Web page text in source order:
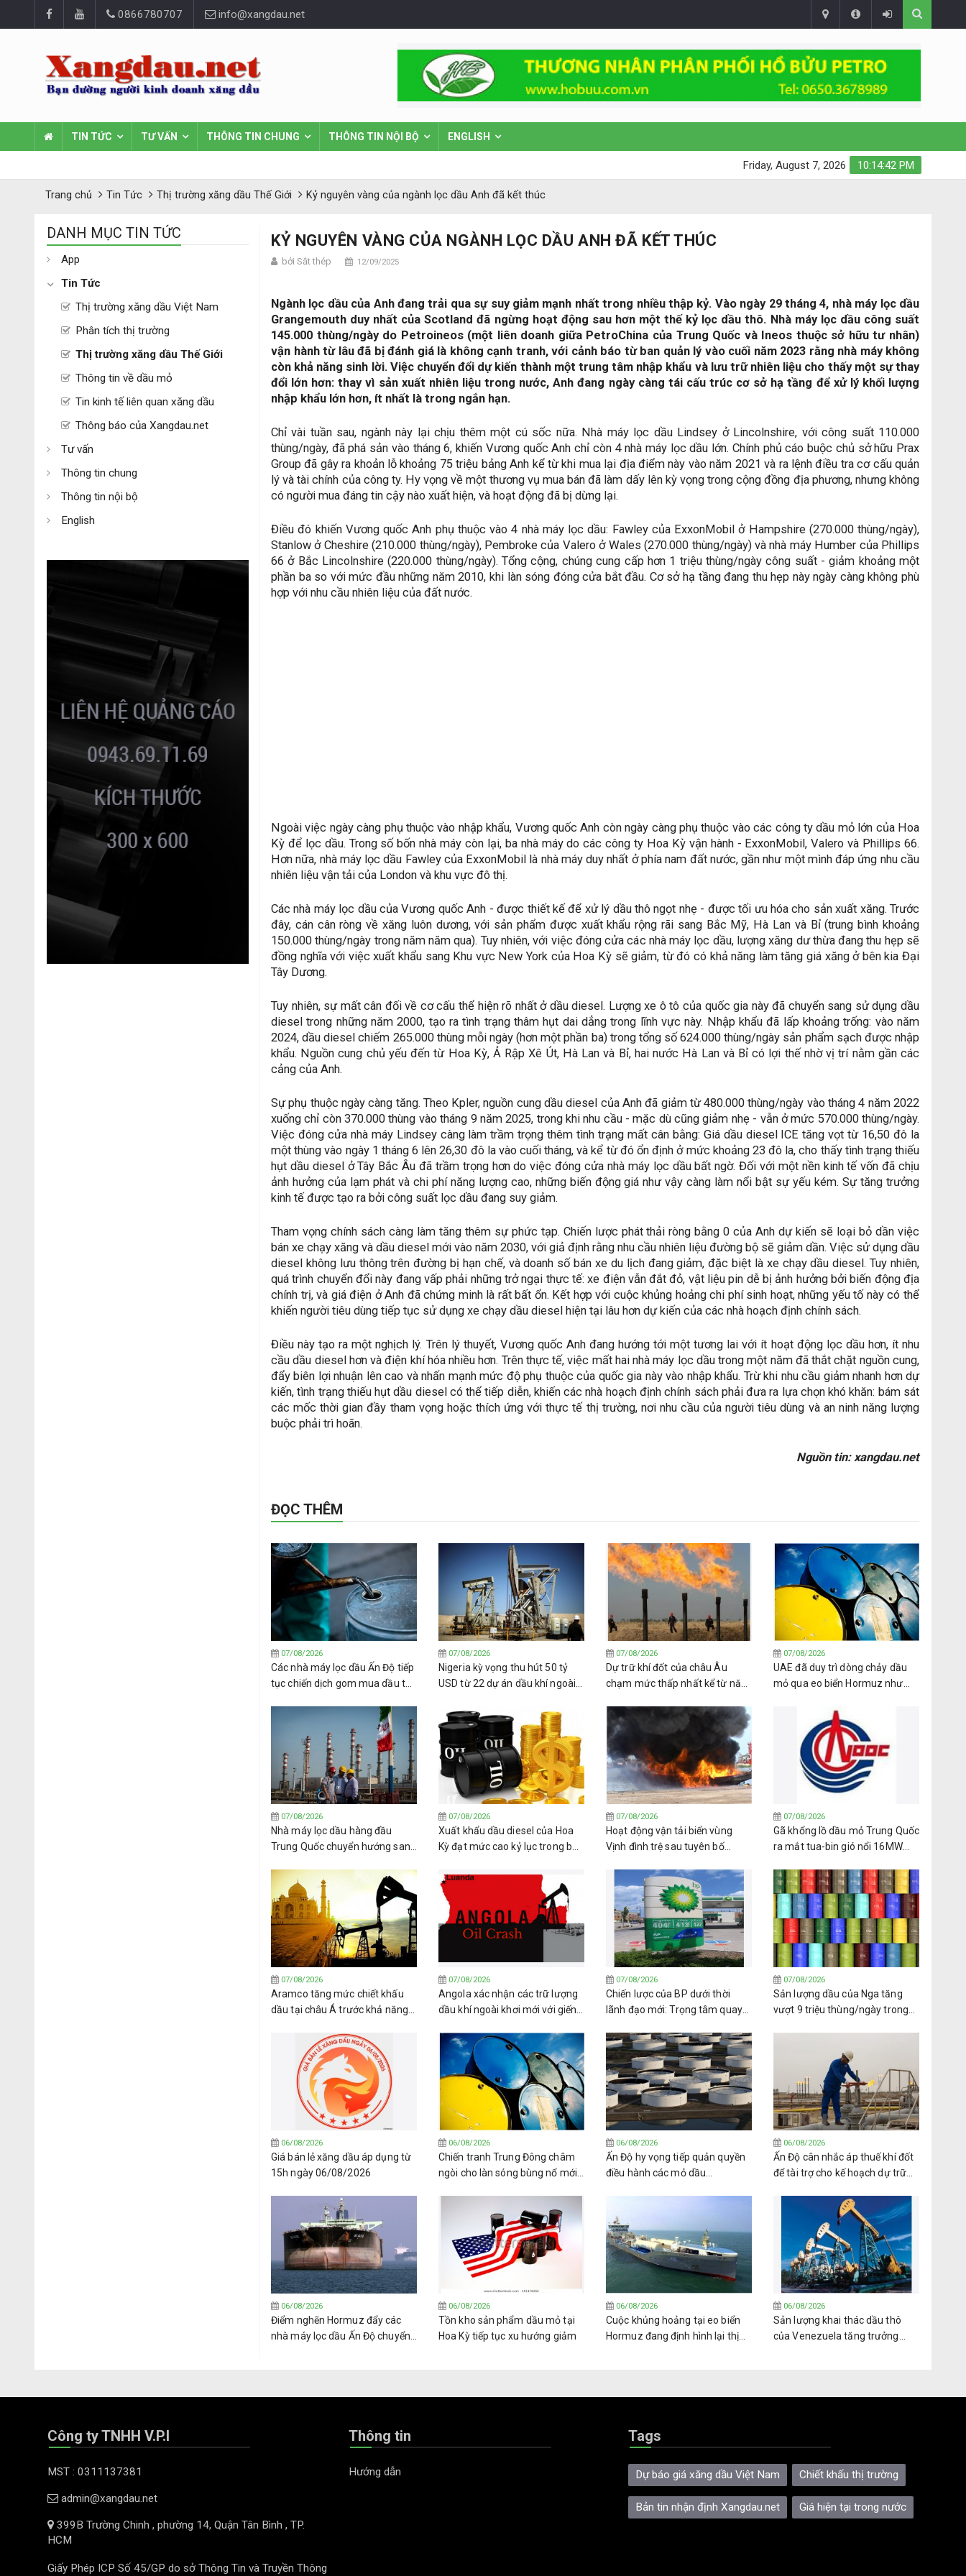
0866780707 info@xangdau.net
TIN TỨC TƯ VẤN THÔNG TIN CHUNG THÔNG TIN NỘI BỘ ENGLISH
10:14:43 PM
Friday, August 7, 2026
Trang chủ Tin Tức Thị trường xăng dầu Thế Giới Kỷ nguyên vàng của ngành lọc dầu Anh đã kết thúc
DANH MỤC TIN TỨC
App
Tin Tức
Thị trường xăng dầu Việt Nam
Phân tích thị trường
Thị trường xăng dầu Thế Giới
Thông tin về dầu mỏ
Tin kinh tế liên quan xăng dầu
Thông báo của Xangdau.net
Tư vấn
Thông tin chung
Thông tin nội bộ
English
KỶ NGUYÊN VÀNG CỦA NGÀNH LỌC DẦU ANH ĐÃ KẾT THÚC
bởi Sắt thép 12/09/2025
Ngành lọc dầu của Anh đang trải qua sự suy giảm mạnh nhất trong nhiều thập kỷ. Vào ngày 29 tháng 4, nhà máy lọc dầu
Grangemouth duy nhất của Scotland đã ngừng hoạt động sau hơn một thế kỷ lọc dầu thô. Nhà máy lọc dầu công suất
145.000 thùng/ngày do Petroineos (một liên doanh giữa PetroChina của Trung Quốc và Ineos thuộc sở hữu tư nhân)
vận hành từ lâu đã bị đánh giá là không cạnh tranh, với cảnh báo từ ban quản lý vào cuối năm 2023 rằng nhà máy không
còn khả năng sinh lời. Việc chuyển đổi dự kiến ​​thành một trung tâm nhập khẩu và lưu trữ nhiên liệu cho thấy một sự thay
đổi lớn hơn: thay vì sản xuất nhiên liệu trong nước, Anh đang ngày càng tái cấu trúc cơ sở hạ tầng để xử lý khối lượng
nhập khẩu lớn hơn, ít nhất là trong ngắn hạn.
Chỉ vài tuần sau, ngành này lại chịu thêm một cú sốc nữa. Nhà máy lọc dầu Lindsey ở Lincolnshire, với công suất 110.000
thùng/ngày, đã phá sản vào tháng 6, khiến Vương quốc Anh chỉ còn 4 nhà máy lọc dầu lớn. Chính phủ cáo buộc chủ sở hữu Prax
Group đã gây ra khoản lỗ khoảng 75 triệu bảng Anh kể từ khi mua lại địa điểm này vào năm 2021 và ra lệnh điều tra cơ cấu quản
lý và tài chính của công ty. Hy vọng về một thương vụ mua bán đã làm dấy lên kỳ vọng trong cộng đồng địa phương, nhưng không
có người mua đáng tin cậy nào xuất hiện, và hoạt động đã bị dừng lại.
Điều đó khiến Vương quốc Anh phụ thuộc vào 4 nhà máy lọc dầu: Fawley của ExxonMobil ở Hampshire (270.000 thùng/ngày),
Stanlow ở Cheshire (210.000 thùng/ngày), Pembroke của Valero ở Wales (270.000 thùng/ngày) và nhà máy Humber của Phillips
66 ở Bắc Lincolnshire (220.000 thùng/ngày). Tổng cộng, chúng cung cấp hơn 1 triệu thùng/ngày công suất - giảm khoảng một
phần ba so với mức đầu những năm 2010, khi làn sóng đóng cửa bắt đầu. Cơ sở hạ tầng đang thu hẹp này ngày càng không phù
hợp với nhu cầu nhiên liệu của đất nước.
Ngoài việc ngày càng phụ thuộc vào nhập khẩu, Vương quốc Anh còn ngày càng phụ thuộc vào các công ty dầu mỏ lớn của Hoa
Kỳ để lọc dầu. Trong số bốn nhà máy còn lại, ba nhà máy do các công ty Hoa Kỳ vận hành - ExxonMobil, Valero và Phillips 66.
Hơn nữa, nhà máy lọc dầu Fawley của ExxonMobil là nhà máy duy nhất ở phía nam đất nước, gần như một mình đáp ứng nhu cầu
nhiên liệu vận tải của London và khu vực đô thị.
Các nhà máy lọc dầu của Vương quốc Anh - được thiết kế để xử lý dầu thô ngọt nhẹ - được tối ưu hóa cho sản xuất xăng. Trước
đây, cán cân ròng về xăng luôn dương, với sản phẩm được xuất khẩu rộng rãi sang Bắc Mỹ, Hà Lan và Bỉ (trung bình khoảng
150.000 thùng/ngày trong năm năm qua). Tuy nhiên, với việc đóng cửa các nhà máy lọc dầu, lượng xăng dư thừa đang thu hẹp sẽ
đồng nghĩa với việc xuất khẩu sang Khu vực New York của Hoa Kỳ sẽ giảm, từ đó có khả năng làm tăng giá xăng ở bên kia Đại
Tây Dương.
Tuy nhiên, sự mất cân đối về cơ cấu thể hiện rõ nhất ở dầu diesel. Lượng xe ô tô của quốc gia này đã chuyển sang sử dụng dầu
diesel trong những năm 2000, tạo ra tình trạng thâm hụt dai dẳng trong lĩnh vực này. Nhập khẩu đã lấp khoảng trống: vào năm
2024, dầu diesel chiếm 265.000 thùng mỗi ngày (hơn một phần ba) trong tổng số 624.000 thùng/ngày sản phẩm sạch được nhập
khẩu. Nguồn cung chủ yếu đến từ Hoa Kỳ, Ả Rập Xê Út, Hà Lan và Bỉ, hai nước Hà Lan và Bỉ có lợi thế nhờ vị trí nằm gần các
cảng của Anh.
Sự phụ thuộc ngày càng tăng. Theo Kpler, nguồn cung dầu diesel của Anh đã giảm từ 480.000 thùng/ngày vào tháng 4 năm 2022
xuống chỉ còn 370.000 thùng vào tháng 9 năm 2025, trong khi nhu cầu - mặc dù cũng giảm nhẹ - vẫn ở mức 570.000 thùng/ngày.
Việc đóng cửa nhà máy Lindsey càng làm trầm trọng thêm tình trạng mất cân bằng: Giá dầu diesel ICE tăng vọt từ 16,50 đô la
một thùng vào ngày 1 tháng 6 lên 26,30 đô la vào cuối tháng, và kể từ đó ổn định ở mức khoảng 23 đô la, cho thấy tình trạng thiếu
hụt dầu diesel ở Tây Bắc Âu đã trầm trọng hơn do việc đóng cửa nhà máy lọc dầu bất ngờ. Đối với một nền kinh tế vốn đã chịu
ảnh hưởng của lạm phát và chi phí năng lượng cao, những biến động giá như vậy càng làm nổi bật sự yếu kém. Sự tăng trưởng
kinh tế được tạo ra bởi công suất lọc dầu đang suy giảm.
Tham vọng chính sách càng làm tăng thêm sự phức tạp. Chiến lược phát thải ròng bằng 0 của Anh dự kiến ​​sẽ loại bỏ dần việc
bán xe chạy xăng và dầu diesel mới vào năm 2030, với giả định rằng nhu cầu nhiên liệu đường bộ sẽ giảm dần. Việc sử dụng dầu
diesel không lưu thông trên đường bị hạn chế, và doanh số bán xe du lịch đang giảm, đặc biệt là xe chạy dầu diesel. Tuy nhiên,
quá trình chuyển đổi này đang vấp phải những trở ngại thực tế: xe điện vẫn đắt đỏ, vật liệu pin dễ bị ảnh hưởng bởi biến động địa
chính trị, và giá điện ở Anh đã chứng minh là rất bất ổn. Kết hợp với cuộc khủng hoảng chi phí sinh hoạt, những yếu tố này có thể
khiến người tiêu dùng tiếp tục sử dụng xe chạy dầu diesel hiện tại lâu hơn dự kiến ​​của các nhà hoạch định chính sách.
Điều này tạo ra một nghịch lý. Trên lý thuyết, Vương quốc Anh đang hướng tới một tương lai với ít hoạt động lọc dầu hơn, ít nhu
cầu dầu diesel hơn và điện khí hóa nhiều hơn. Trên thực tế, việc mất hai nhà máy lọc dầu trong một năm đã thắt chặt nguồn cung,
đẩy biên lợi nhuận lên cao và nhấn mạnh mức độ phụ thuộc của quốc gia này vào nhập khẩu. Trừ khi nhu cầu giảm nhanh hơn dự
kiến, tình trạng thiếu hụt dầu diesel có thể tiếp diễn, khiến các nhà hoạch định chính sách phải đưa ra lựa chọn khó khăn: bám sát
các mốc thời gian đầy tham vọng hoặc thích ứng với thực tế thị trường, nơi nhu cầu của người tiêu dùng và an ninh năng lượng
buộc phải trì hoãn.
Nguồn tin: xangdau.net
ĐỌC THÊM
07/08/2026
Các nhà máy lọc dầu Ấn Độ tiếp
tục chiến dịch gom mua dầu thô
07/08/2026
Nigeria kỳ vọng thu hút 50 tỷ
USD từ 22 dự án dầu khí ngoài
07/08/2026
Dự trữ khí đốt của châu Âu
chạm mức thấp nhất kể từ năm
07/08/2026
UAE đã duy trì dòng chảy dầu
mỏ qua eo biển Hormuz như
07/08/2026
Nhà máy lọc dầu hàng đầu
Trung Quốc chuyển hướng sang
07/08/2026
Xuất khẩu dầu diesel của Hoa
Kỳ đạt mức cao kỷ lục trong bối
giảm sút
07/08/2026
Hoạt động vận tải biển vùng
Vịnh đình trệ sau tuyên bố
07/08/2026
Gã khổng lồ dầu mỏ Trung Quốc
ra mắt tua-bin gió nổi 16MW
07/08/2026
Aramco tăng mức chiết khấu
dầu tại châu Á trước khả năng
07/08/2026
Angola xác nhận các trữ lượng
dầu khí ngoài khơi mới với giếng
07/08/2026
Chiến lược của BP dưới thời
lãnh đạo mới: Trọng tâm quay
07/08/2026
Sản lượng dầu của Nga tăng
vượt 9 triệu thùng/ngày trong
06/08/2026
Giá bán lẻ xăng dầu áp dụng từ
15h ngày 06/08/2026
06/08/2026
Chiến tranh Trung Đông châm
ngòi cho làn sóng bùng nổ mới
06/08/2026
Ấn Độ hy vọng tiếp quản quyền
điều hành các mỏ dầu
06/08/2026
Ấn Độ cân nhắc áp thuế khí đốt
để tài trợ cho kế hoạch dự trữ
06/08/2026
Điểm nghẽn Hormuz đẩy các
nhà máy lọc dầu Ấn Độ chuyển
06/08/2026
Tồn kho sản phẩm dầu mỏ tại
Hoa Kỳ tiếp tục xu hướng giảm
06/08/2026
Cuộc khủng hoảng tại eo biển
Hormuz đang định hình lại thị
06/08/2026
Sản lượng khai thác dầu thô
của Venezuela tăng trưởng
Công ty TNHH V.P.I
MST : 0311137381
admin@xangdau.net
399B Trường Chinh , phường 14, Quận Tân Bình , TP.
HCM
Giấy Phép ICP Số 45/GP do sở Thông Tin và Truyền Thông
Thông tin
Hướng dẫn
Tags
Dự báo giá xăng dầu Việt Nam Chiết khấu thị trường
Bản tin nhận định Xangdau.net Giá hiện tại trong nước